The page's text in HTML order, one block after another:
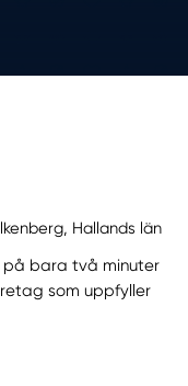
Hallands län
på bara två minuter
som uppfyller